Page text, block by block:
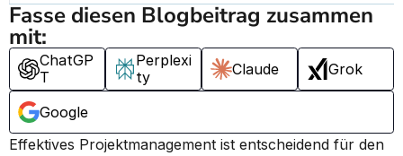
Fasse diesen Blogbeitrag zusammen
mit:
ChatGP
T
Perplexi
ty
Claude Grok
Google
Effektives Projektmanagement ist entscheidend für den